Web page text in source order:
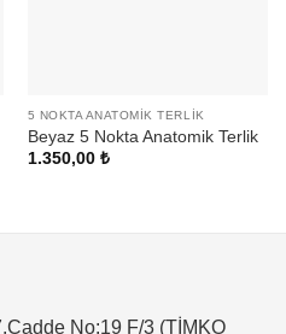
5 NOKTA ANATOMIK TERLIK
Beyaz 5 Nokta Anatomik Terlik
1.350,00 ₺
No:19 F/3 (TİMKO